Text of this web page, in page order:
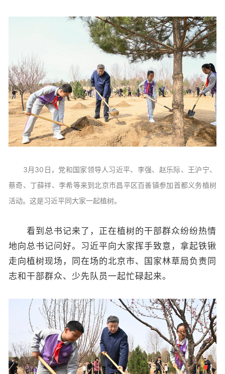
3月30日，党和国家领导人习近平、李强、赵乐际、王沪宁、
蔡奇、丁薛祥、李希等来到北京市昌平区百善镇参加首都义务植树
活动。这是习近平同大家一起植树。
看到总书记来了，正在植树的干部群众纷纷热情
地向总书记问好。习近平向大家挥手致意，拿起铁锹
走向植树现场，同在场的北京市、国家林草局负责同
志和干部群众、少先队员一起忙碌起来。